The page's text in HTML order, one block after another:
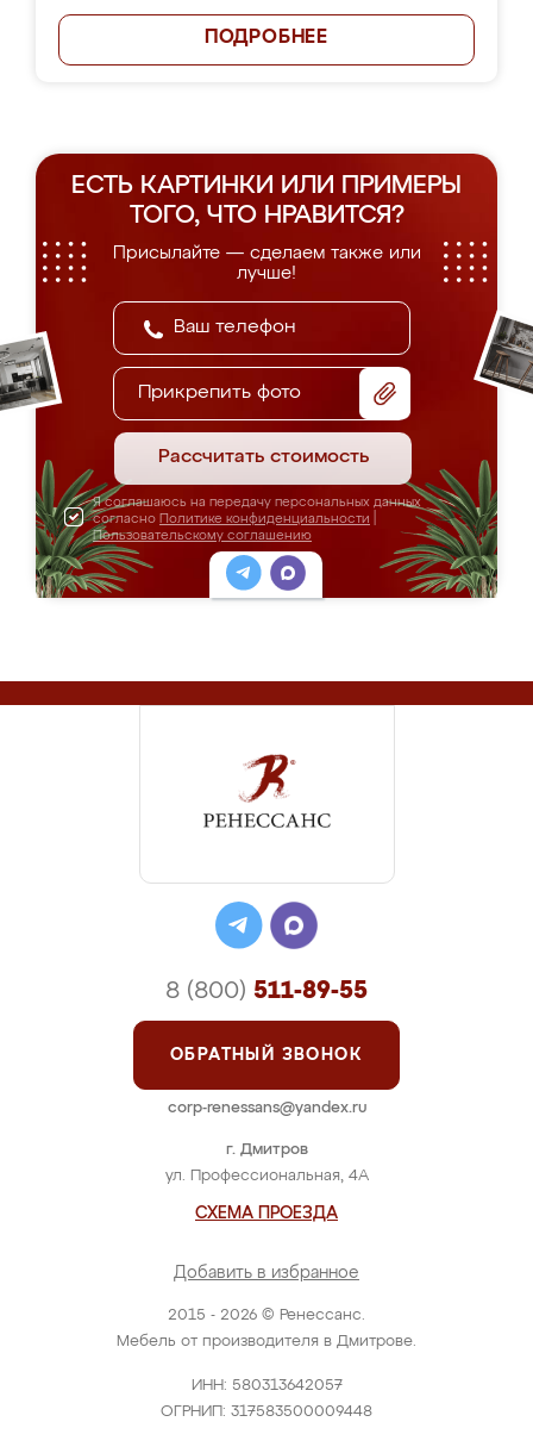
ПОДРОБНЕЕ
ЕСТЬ КАРТИНКИ ИЛИ ПРИМЕРЫ
ТОГО, ЧТО НРАВИТСЯ?
Присылайте — сделаем также или
лучше!
Прикрепить фото
Рассчитать стоимость
Я соглашаюсь на передачу персональных данных
согласно Политике конфиденциальности
Пользовательскому соглашению
2015 - 2026 © Ренессанс.
Мебель от производителя в Дмитрове.
ИНН: 580313642057
ОГРНИП: 317583500009448
г. Дмитров
ул. Профессиональная, 4А
СХЕМА ПРОЕЗДА
Добавить в избранное
8 (800) 511-89-55
ОБРАТНЫЙ ЗВОНОК
corp-renessans@yandex.ru